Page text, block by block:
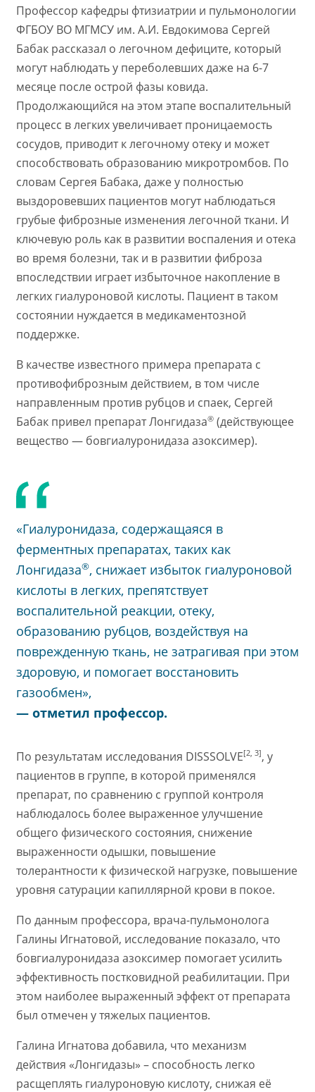
Профессор кафедры фтизиатрии и пульмонологии
ФГБОУ ВО МГМСУ им. А.И. Евдокимова Сергей
Бабак рассказал о легочном дефиците, который
могут наблюдать у переболевших даже на 6-7
месяце после острой фазы ковида.
Продолжающийся на этом этапе воспалительный
процесс в легких увеличивает проницаемость
сосудов, приводит к легочному отеку и может
способствовать образованию микротромбов. По
словам Сергея Бабака, даже у полностью
выздоровевших пациентов могут наблюдаться
грубые фиброзные изменения легочной ткани. И
ключевую роль как в развитии воспаления и отека
во время болезни, так и в развитии фиброза
впоследствии играет избыточное накопление в
легких гиалуроновой кислоты. Пациент в таком
состоянии нуждается в медикаментозной
поддержке.
В качестве известного примера препарата с
противофиброзным действием, в том числе
направленным против рубцов и спаек, Сергей
Бабак привел препарат Лонгидаза®(действующее
вещество — бовгиалуронидаза азоксимер).
«Гиалуронидаза, содержащаяся в
ферментных препаратах, таких как
Лонгидаза®, снижает избыток гиалуроновой
кислоты в легких, препятствует
воспалительной реакции, отеку,
образованию рубцов, воздействуя на
поврежденную ткань, не затрагивая при этом
здоровую, и помогает восстановить
газообмен»,
— отметил профессор.
По результатам исследования DISSSOLVE[2, 3], у
пациентов в группе, в которой применялся
препарат, по сравнению с группой контроля
наблюдалось более выраженное улучшение
общего физического состояния, снижение
выраженности одышки, повышение
толерантности к физической нагрузке, повышение
уровня сатурации капиллярной крови в покое.
По данным профессора, врача-пульмонолога
Галины Игнатовой, исследование показало, что
бовгиалуронидаза азоксимер помогает усилить
эффективность постковидной реабилитации. При
этом наиболее выраженный эффект от препарата
был отмечен у тяжелых пациентов.
Галина Игнатова добавила, что механизм
действия «Лонгидазы» – способность легко
расщеплять гиалуроновую кислоту, снижая её